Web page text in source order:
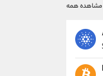
مشاهده همه